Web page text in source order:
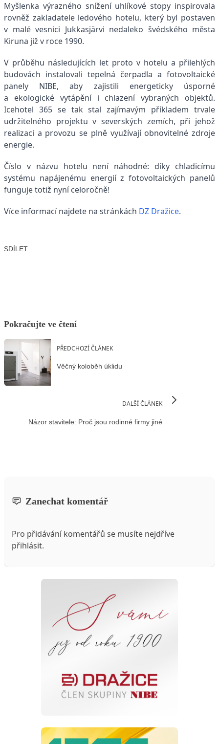
Myšlenka výrazného snížení uhlíkové stopy inspirovala
rovněž zakladatele ledového hotelu, který byl postaven
v malé vesnici Jukkasjärvi nedaleko švédského města
Kiruna již v roce 1990.
V průběhu následujících let proto v hotelu a přilehlých
budovách instalovali tepelná čerpadla a fotovoltaické
panely NIBE, aby zajistili energeticky úsporné
a ekologické vytápění i chlazení vybraných objektů.
Icehotel 365 se tak stal zajímavým příkladem trvale
udržitelného projektu v severských zemích, při jehož
realizaci a provozu se plně využívají obnovitelné zdroje
energie.
Číslo v názvu hotelu není náhodné: díky chladicímu
systému napájenému energií z fotovoltaických panelů
funguje totiž nyní celoročně!
Více informací najdete na stránkách DZ Dražice.
SDÍLET
Pokračujte ve čtení
PŘEDCHOZÍ ČLÁNEK
Věčný koloběh úklidu
DALŠÍ ČLÁNEK
Názor stavitele: Proč jsou rodinné firmy jiné
Zanechat komentář
Pro přidávání komentářů se musíte nejdříve
přihlásit.